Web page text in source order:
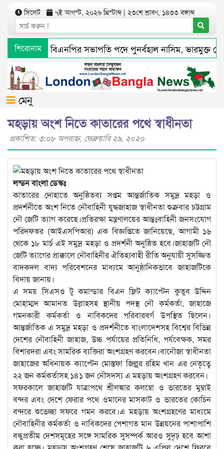
সিলেট ৭ই আগস্ট, ২০২৬ খ্রিস্টাব্দ | ২৩শে শ্রাবণ, ১৪৩৩ বঙ্গাব্দ
শিরোনাম
মহানগর বিএনপির সভাপতি পদে পুনর্বহাল নাসিম, ভারমুক্ত
মেনু
মহড়ায় অংশ নিতে কাতারের পথে স্বাধীনতা
প্রকাশিত: ৩:০৮ অপরাহ্ণ, ফেব্রুয়ারি ২৯, ২০২০
লন্ডন বাংলা ডেস্কঃ
কাতারের দোহাতে অনুষ্ঠিতব্য সপ্তম আন্তর্জাতিক সমুদ্র মহড়া ও
প্রদর্শনীতে অংশ নিতে নৌবাহিনী যুদ্ধজাহাজ স্বাধীনতা শুক্রবার চট্টগ্রাম
নৌ জেটি ত্যাগ করেছে।প্রতিরক্ষা মন্ত্রণালয়ের আন্তঃবাহিনী জনসংযোগ
পরিদফতর (আইএসপিআর) এক বিজ্ঞপ্তিতে জানিয়েছে, আগামী ১৬
থেকে ১৮ মার্চ এই সমুদ্র মহড়া ও প্রদর্শনী অনুষ্ঠিত হবে।জাহাজটি নৌ
জেটি ত্যাগের প্রাক্কালে নৌবাহিনীর ঐতিহ্যবাহী রীতি অনুযায়ী সুসজ্জিত
বাদকদল বাদ্য পরিবেশনের মাধ্যমে আনুষ্ঠানিকভাবে জাহাজটিকে
বিদায় জানায়।
এ সময় সিএসও টু কমান্ডার বিএন ফ্লিট ক্যাপ্টেন কুতুব উদ্দিন
মোহাম্মদ আমানত উল্লাহ্সহ স্থানীয় পদস্থ নৌ কর্মকর্তা, জাহাজে
গমনকারী কর্মকর্তা ও নাবিকদের পরিবারবর্গ উপস্থিত ছিলেন।
আন্তর্জাতিক এ সমুদ্র মহড়া ও প্রদর্শনীতে বাংলাদেশসহ বিশ্বের বিভিন্ন
দেশের নৌবাহিনী জাহাজ, উচ্চ পর্যায়ের প্রতিনিধি, পর্যবেক্ষক, সমর
বিশারদরা এবং সামরিক ব্যক্তিরা অংশগ্রহণ করবেন।বানৌজা স্বাধীনতা
জাহাজের অধিনায়ক ক্যাপ্টেন মোস্তফা জিল্লুর রহিম খান এর নেতৃত্বে
২২ জন কর্মকর্তাসহ ১৪১ জন নৌসদস্য এ মহড়ায় অংশগ্রহণ করবেন।
সফরকালে জাহাজটি যাত্রাপথে শ্রীলঙ্কার কলম্বো ও ভারতের মুম্বাই
বন্দর এবং দেশে ফেরার পথে ওমানের মাসকাট ও ভারতের কোচিন
বন্দরে শুভেচ্ছা সফরে গমন করবে।এ মহড়ায় অংশগ্রহণের মাধ্যমে
নৌবাহিনীর কর্মকর্তা ও নাবিকদের পেশাগত মান উন্নয়নের পাশাপাশি
বন্ধুপ্রতীম দেশসমূহের সঙ্গে সামরিক সুসম্পর্ক আরও সুদৃঢ় হবে আশা